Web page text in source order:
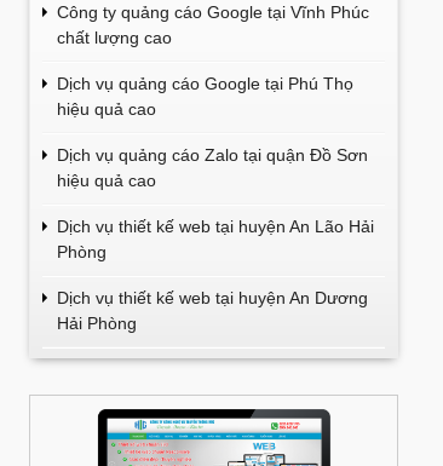
Công ty quảng cáo Google tại Vĩnh Phúc
chất lượng cao
Dịch vụ quảng cáo Google tại Phú Thọ
hiệu quả cao
Dịch vụ quảng cáo Zalo tại quận Đồ Sơn
hiệu quả cao
Dịch vụ thiết kế web tại huyện An Lão Hải
Phòng
Dịch vụ thiết kế web tại huyện An Dương
Hải Phòng